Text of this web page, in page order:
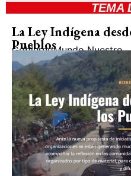
TEMA
La Ley Indígena
Pueblos
GobiernoMundo Nuestro